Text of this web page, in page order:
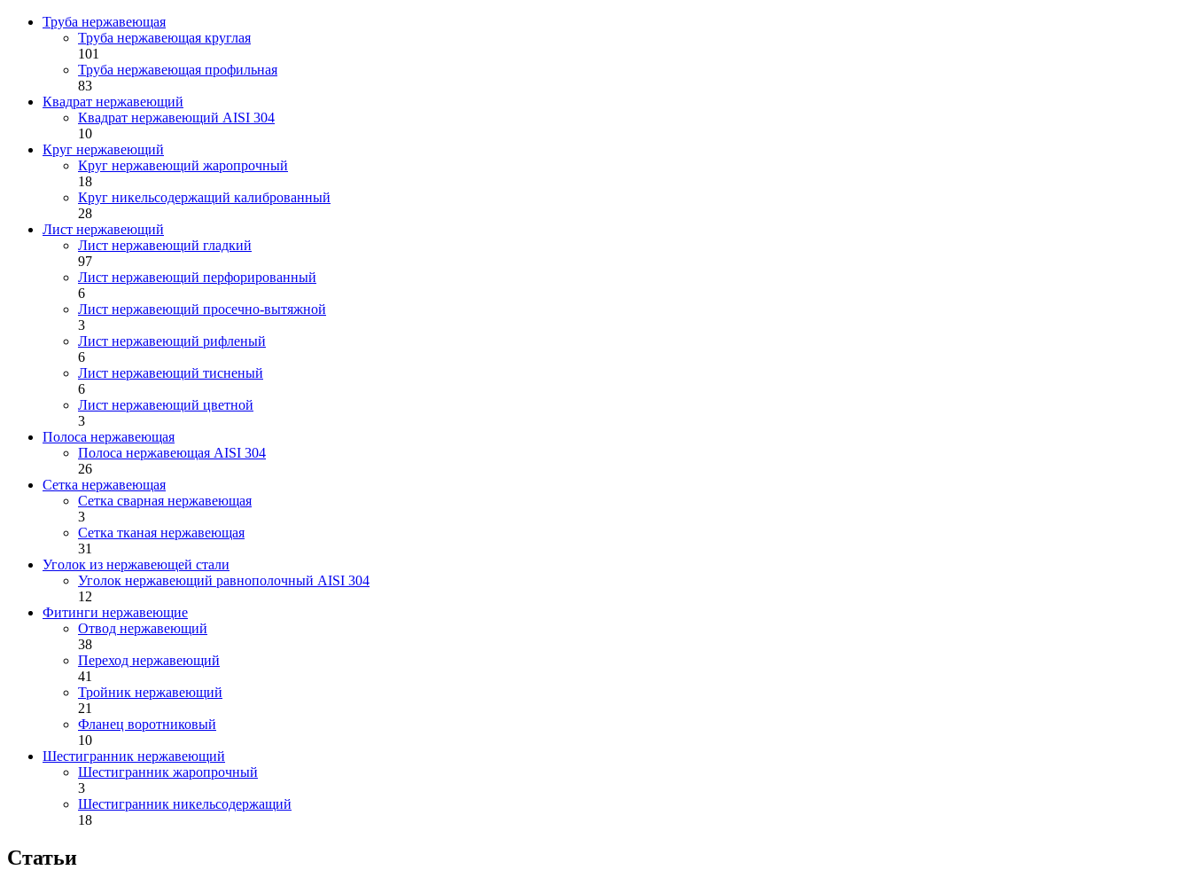
Труба нержавеющая
Труба нержавеющая круглая
101
Труба нержавеющая профильная
83
Квадрат нержавеющий
Квадрат нержавеющий AISI 304
10
Круг нержавеющий
Круг нержавеющий жаропрочный
18
Круг никельсодержащий калиброванный
28
Лист нержавеющий
Лист нержавеющий гладкий
97
Лист нержавеющий перфорированный
6
Лист нержавеющий просечно-вытяжной
3
Лист нержавеющий рифленый
6
Лист нержавеющий тисненый
6
Лист нержавеющий цветной
3
Полоса нержавеющая
Полоса нержавеющая AISI 304
26
Сетка нержавеющая
Сетка сварная нержавеющая
3
Сетка тканая нержавеющая
31
Уголок из нержавеющей стали
Уголок нержавеющий равнополочный AISI 304
12
Фитинги нержавеющие
Отвод нержавеющий
38
Переход нержавеющий
41
Тройник нержавеющий
21
Фланец воротниковый
10
Шестигранник нержавеющий
Шестигранник жаропрочный
3
Шестигранник никельсодержащий
18
Статьи